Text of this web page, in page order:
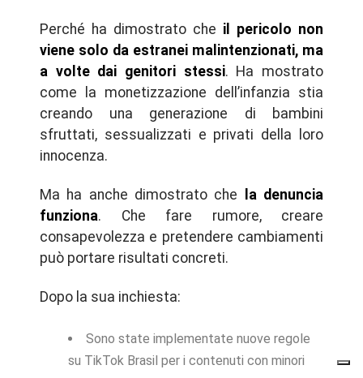
Perché ha dimostrato che il pericolo non
viene solo da estranei malintenzionati, ma
a volte dai genitori stessi. Ha mostrato
come la monetizzazione dell’infanzia stia
creando una generazione di bambini
sfruttati, sessualizzati e privati della loro
innocenza.
Ma ha anche dimostrato che
la denuncia
funziona. Che fare rumore, creare
consapevolezza e pretendere cambiamenti
può portare risultati concreti.
Dopo la sua inchiesta:
Sono state implementate nuove regole
su TikTok Brasil per i contenuti con minori